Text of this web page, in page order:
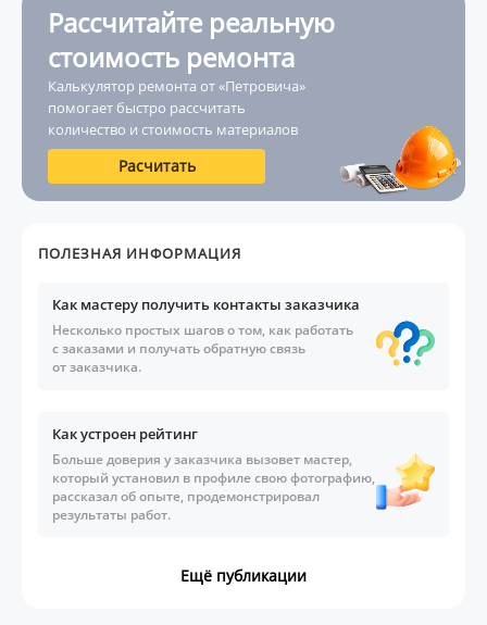
Рассчитайте реальную
стоимость ремонта
Калькулятор ремонта от «Петровича»
помогает быстро рассчитать
количество и стоимость материалов
Расчитать
ПОЛЕЗНАЯ ИНФОРМАЦИЯ
Как мастеру получить контакты заказчика
Несколько простых шагов о том, как работать
с заказами и получать обратную связь
от заказчика.
Как устроен рейтинг
Больше доверия у заказчика вызовет мастер,
который установил в профиле свою фотографию,
рассказал об опыте, продемонстрировал
результаты работ.
Ещё публикации